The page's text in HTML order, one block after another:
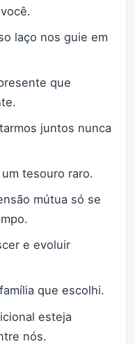
laço nos guie em
que
juntos nunca
tesouro raro.
mútua só se
e evoluir
que escolhi.
esteja
nós.